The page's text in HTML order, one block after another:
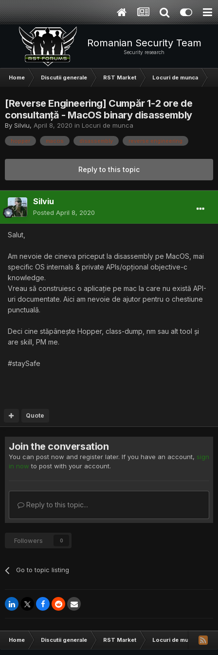
Romanian Security Team
Security research
Home Discutii generale RST Market Locuri de munca
[Reverse Engineering] Cumpăr 1-2 ore de
consultanță - MacOS binary disassembly
By Silviu, April 8, 2020 in Locuri de munca
hopper macos disassembly reverse engineering
Reply to this topic
Silviu
Posted April 8, 2020
Salut,
Am nevoie de cineva priceput la disassembly pe MacOS, mai
specific OS internals & private APIs/opțional objective-c
knowledge.
Vreau să construiesc o aplicație pe mac la care nu există API-
uri documentate. Aici am nevoie de ajutor pentru o chestiune
punctuală.
Deci cine stăpânește Hopper, class-dump, nm sau alt tool și
are skill, PM me.
#staySafe
Quote
Join the conversation
You can post now and register later. If you have an account, sign
in now to post with your account.
Reply to this topic...
Followers 0
Go to topic listing
Home Discutii generale RST Market Locuri de munca